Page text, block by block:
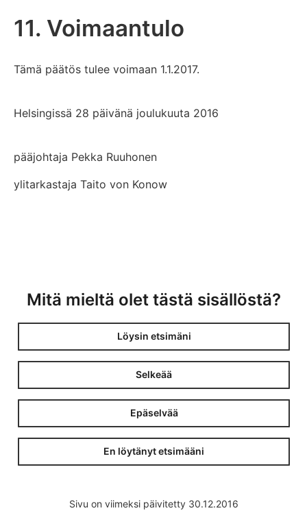
11. Voimaantulo
Tämä päätös tulee voimaan 1.1.2017.
Helsingissä 28 päivänä joulukuuta 2016
pääjohtaja Pekka Ruuhonen
ylitarkastaja Taito von Konow
Mitä mieltä olet tästä sisällöstä?
Löysin etsimäni
Selkeää
Epäselvää
En löytänyt etsimääni
Sivu on viimeksi päivitetty 30.12.2016